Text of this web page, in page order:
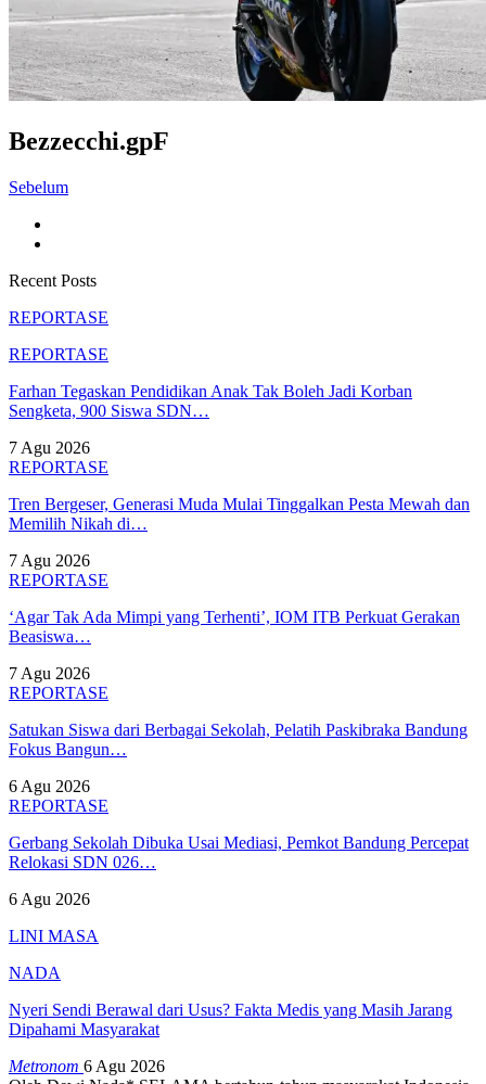
Bezzecchi.gpF
Sebelum
Recent Posts
REPORTASE
REPORTASE
Farhan Tegaskan Pendidikan Anak Tak Boleh Jadi Korban
Sengketa, 900 Siswa SDN…
7 Agu 2026
REPORTASE
Tren Bergeser, Generasi Muda Mulai Tinggalkan Pesta Mewah dan
Memilih Nikah di…
7 Agu 2026
REPORTASE
‘Agar Tak Ada Mimpi yang Terhenti’, IOM ITB Perkuat Gerakan
Beasiswa…
7 Agu 2026
REPORTASE
Satukan Siswa dari Berbagai Sekolah, Pelatih Paskibraka Bandung
Fokus Bangun…
6 Agu 2026
REPORTASE
Gerbang Sekolah Dibuka Usai Mediasi, Pemkot Bandung Percepat
Relokasi SDN 026…
6 Agu 2026
LINI MASA
NADA
Nyeri Sendi Berawal dari Usus? Fakta Medis yang Masih Jarang
Dipahami Masyarakat
Metronom 6 Agu 2026